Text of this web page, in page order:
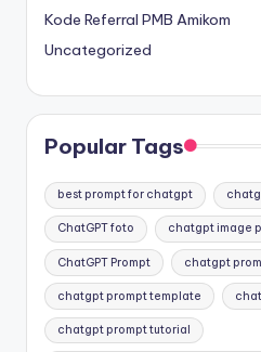
Kode Referral PMB Amikom
Uncategorized
Popular Tags
best prompt for chatgpt
ChatGPT foto chatgpt image
ChatGPT Prompt chatgpt
chatgpt prompt template
chatgpt prompt tutorial